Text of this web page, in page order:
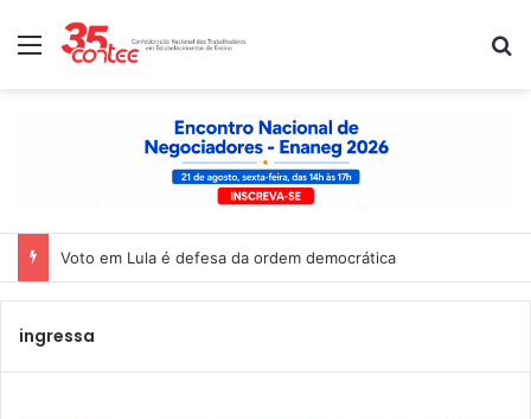
Menu
Voto em Lula é defesa da ordem democrática
ingressa